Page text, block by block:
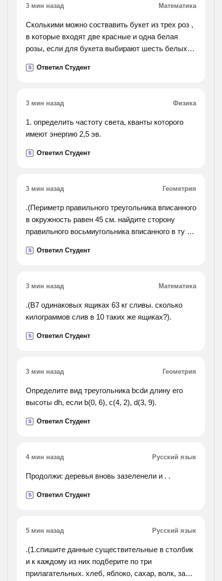
3 мин назад Математика
Сколькими можно соствавить букет из трех роз ,
в которые входят две красные и одна белая
розы, если для букета выбирают шесть белых и
S Ответил Студент
3 мин назад Физика
1. определить частоту света, кванты которого
имеют энергию 2,5 эв.
S Ответил Студент
3 мин назад Геометрия
.(Периметр правильного треугольника вписанного
в окружность равен 45 см. найдите сторону
правильного восьмиугольника вписанного в ту же
S Ответил Студент
3 мин назад Математика
.(В7 одинаковых ящиках 63 кг сливы. сколько
килограммов слив в 10 таких же ящиках?).
S Ответил Студент
3 мин назад Геометрия
Определите вид треугольника bcdи длину его
высоты dh, если b(0, 6), c(4, 2), d(3, 9).
S Ответил Студент
4 мин назад Русский язык
Продолжи: деревья вновь зазеленели и . .
S Ответил Студент
5 мин назад Русский язык
.(1.спишите данные существительные в столбик
и к каждому из них подберите по три
прилагательных. хлеб, яблоко, сахар, волк, заяц,